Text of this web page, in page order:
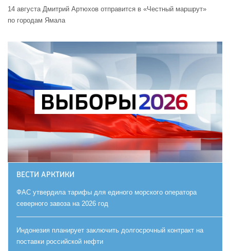
14 августа Дмитрий Артюхов отправится в «Честный маршрут»
по городам Ямала
ВЕСТИ АРКТИКИ
ФАС утвердила тарифы для единого морского оператора
северного завоза на 2026 год
Индонезия планирует заключить долгосрочный контракт на
поставки российской нефти